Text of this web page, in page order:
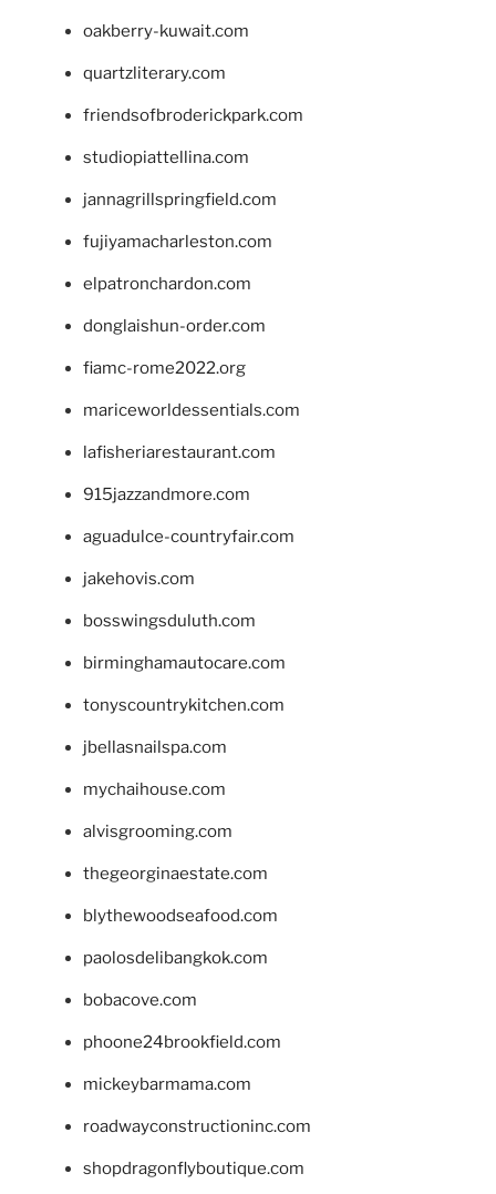
oakberry-kuwait.com
quartzliterary.com
friendsofbroderickpark.com
studiopiattellina.com
jannagrillspringfield.com
fujiyamacharleston.com
elpatronchardon.com
donglaishun-order.com
fiamc-rome2022.org
mariceworldessentials.com
lafisheriarestaurant.com
915jazzandmore.com
aguadulce-countryfair.com
jakehovis.com
bosswingsduluth.com
birminghamautocare.com
tonyscountrykitchen.com
jbellasnailspa.com
mychaihouse.com
alvisgrooming.com
thegeorginaestate.com
blythewoodseafood.com
paolosdelibangkok.com
bobacove.com
phoone24brookfield.com
mickeybarmama.com
roadwayconstructioninc.com
shopdragonflyboutique.com